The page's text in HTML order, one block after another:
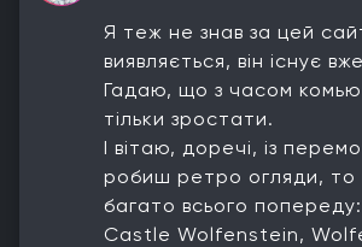
Я теж не знав за цей
виявляється, він існує
Гадаю, що з часом
тільки зростати.
І вітаю, доречі, із
робиш ретро огляди, то
багато всього
Castle Wolfenstein,